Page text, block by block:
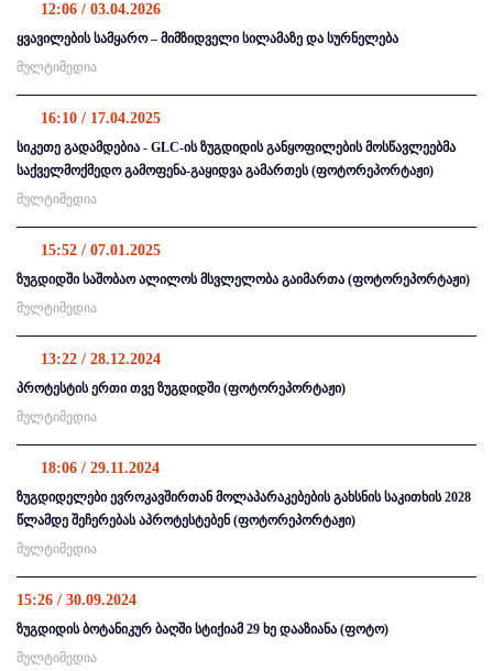
12:06 / 03.04.2026
ყვავილების სამყარო – მიმზიდველი სილამაზე და სურნელება
მულტიმედია
16:10 / 17.04.2025
სიკეთე გადამდებია - GLC-ის ზუგდიდის განყოფილების მოსწავლეებმა
საქველმოქმედო გამოფენა-გაყიდვა გამართეს (ფოტორეპორტაჟი)
მულტიმედია
15:52 / 07.01.2025
ზუგდიდში საშობაო ალილოს მსვლელობა გაიმართა (ფოტორეპორტაჟი)
მულტიმედია
13:22 / 28.12.2024
პროტესტის ერთი თვე ზუგდიდში (ფოტორეპორტაჟი)
მულტიმედია
18:06 / 29.11.2024
ზუგდიდელები ევროკავშირთან მოლაპარაკებების გახსნის საკითხის 2028
წლამდე შეჩერებას აპროტესტებენ (ფოტორეპორტაჟი)
მულტიმედია
15:26 / 30.09.2024
ზუგდიდის ბოტანიკურ ბაღში სტიქიამ 29 ხე დააზიანა (ფოტო)
მულტიმედია